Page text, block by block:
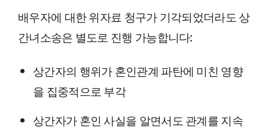
배우자에 대한 위자료 청구가 기각되었더라도 상
간녀소송은 별도로 진행 가능합니다:
상간자의 행위가 혼인관계 파탄에 미친 영향
을 집중적으로 부각
상간자가 혼인 사실을 알면서도 관계를 지속